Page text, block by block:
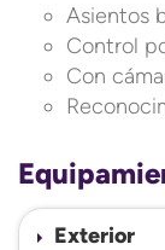
Asientos
Control
Con
Exterior